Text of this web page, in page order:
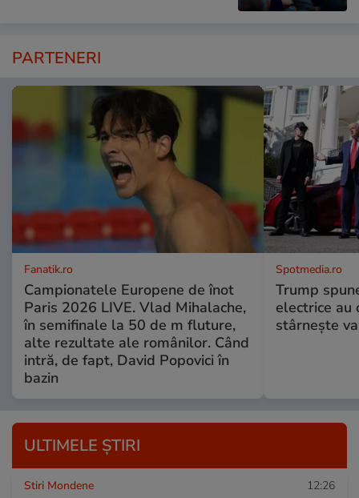
PARTENERI
Fanatik.ro
Campionatele Europene de înot
Paris 2026 LIVE. Vlad Mihalache,
în semifinale la 50 de m fluture,
alte rezultate ale românilor. Când
intră, de fapt, David Popovici în
bazin
Spotmedia.ro
Trump
electrice au
stârnește
ULTIMELE ȘTIRI
Stiri Mondene 12:26